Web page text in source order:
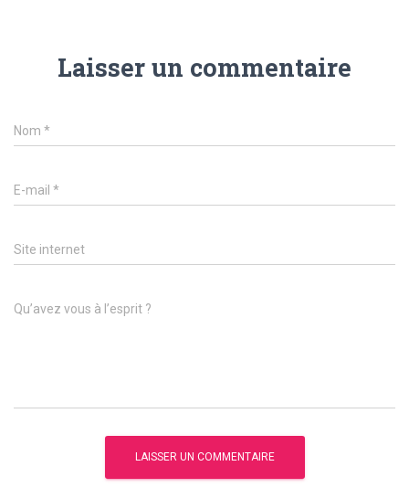
Laisser un commentaire
Nom *
E-mail *
Site internet
Qu’avez vous à l’esprit ?